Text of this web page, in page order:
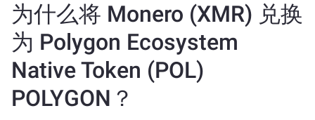
为什么将 Monero (XMR) 兑换
为 Polygon Ecosystem
Native Token (POL)
POLYGON？